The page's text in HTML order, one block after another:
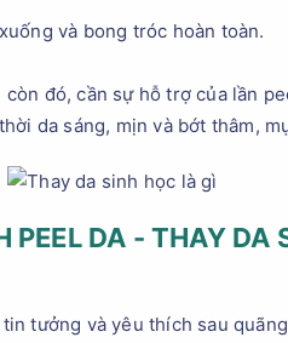
và bong tróc hoàn toàn.
đó, cần sự hỗ trợ của lần
da sáng, mịn và bớt thâm,
PEEL DA - THAY DA
tưởng và yêu thích sau